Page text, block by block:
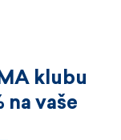
klubu
na vaše